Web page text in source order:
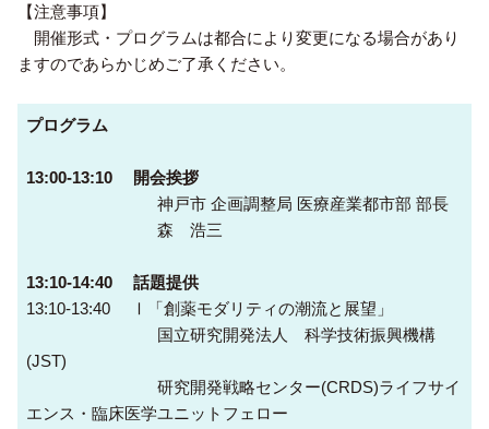
【注意事項】
開催形式・プログラムは都合により変更になる場合があり
ますのであらかじめご了承ください。
プログラム
13:00-13:10 開会挨拶
神戸市 企画調整局 医療産業都市部 部長
森 浩三
13:10-14:40 話題提供
13:10-13:40 Ⅰ「創薬モダリティの潮流と展望」
国立研究開発法人 科学技術振興機構
(JST)
研究開発戦略センター(CRDS)ライフサイ
エンス・臨床医学ユニットフェロー